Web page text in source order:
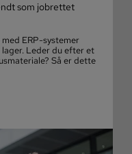
som jobrettet
ERP-systemer
Leder du efter et
Så er dette